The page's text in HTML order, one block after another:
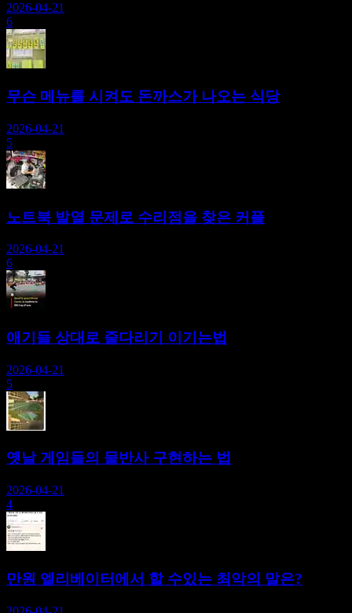
2026-04-21
6
무슨 메뉴를 시켜도 돈까스가 나오는 식당
2026-04-21
5
노트북 발열 문제로 수리점을 찾은 커플
2026-04-21
6
애기들 상대로 줄다리기 이기는법
2026-04-21
5
옛날 게임들의 물반사 구현하는 법
2026-04-21
4
만원 엘리베이터에서 할 수있는 최악의 말은?